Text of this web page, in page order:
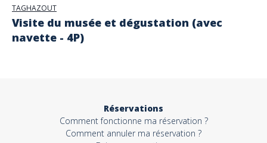
TAGHAZOUT
Visite du musée et dégustation (avec
navette - 4P)
Réservations
Comment fonctionne ma réservation ?
Comment annuler ma réservation ?